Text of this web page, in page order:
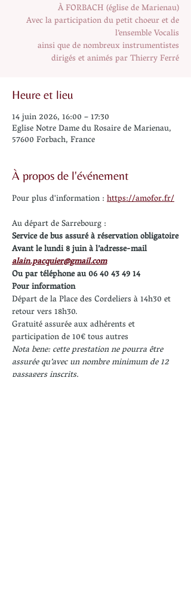
À FORBACH (église de Marienau)
Avec la participation du petit choeur et de
l’ensemble Vocalis
ainsi que de nombreux instrumentistes
dirigés et animés par Thierry Ferré
Heure et lieu
14 juin 2026, 16:00 – 17:30
Eglise Notre Dame du Rosaire de Marienau,
57600 Forbach, France
À propos de l'événement
Pour plus d'information : https://amofor.fr/
Au départ de Sarrebourg :
Service de bus assuré à réservation obligatoire
Avant le lundi 8 juin à l’adresse-mail
alain.pacquier@gmail.com
Ou par téléphone au 06 40 43 49 14
Pour information
Départ de la Place des Cordeliers à 14h30 et
retour vers 18h30.
Gratuité assurée aux adhérents et
participation de 10€ tous autres
Nota bene: cette prestation ne pourra être
assurée qu’avec un nombre minimum de 12
passagers inscrits.